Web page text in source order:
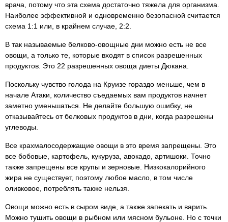
врача, потому что эта схема достаточно тяжела для организма.
Наиболее эффективной и одновременно безопасной считается
схема 1:1 или, в крайнем случае, 2:2.
В так называемые белково-овощные дни можно есть не все
овощи, а только те, которые входят в список разрешенных
продуктов. Это 22 разрешенных овоща диеты Дюкана.
Поскольку чувство голода на Круизе гораздо меньше, чем в
начале Атаки, количество съедаемых вам продуктов начнет
заметно уменьшаться. Не делайте большую ошибку, не
отказывайтесь от белковых продуктов в дни, когда разрешены
углеводы.
Все крахмалосодержащие овощи в это время запрещены. Это
все бобовые, картофель, кукуруза, авокадо, артишоки. Точно
также запрещены все крупы и зерновые. Низкокалорийного
жира не существует, поэтому любое масло, в том числе
оливковое, потреблять также нельзя.
Овощи можно есть в сыром виде, а также запекать и варить.
Можно тушить овощи в рыбном или мясном бульоне. Но с точки